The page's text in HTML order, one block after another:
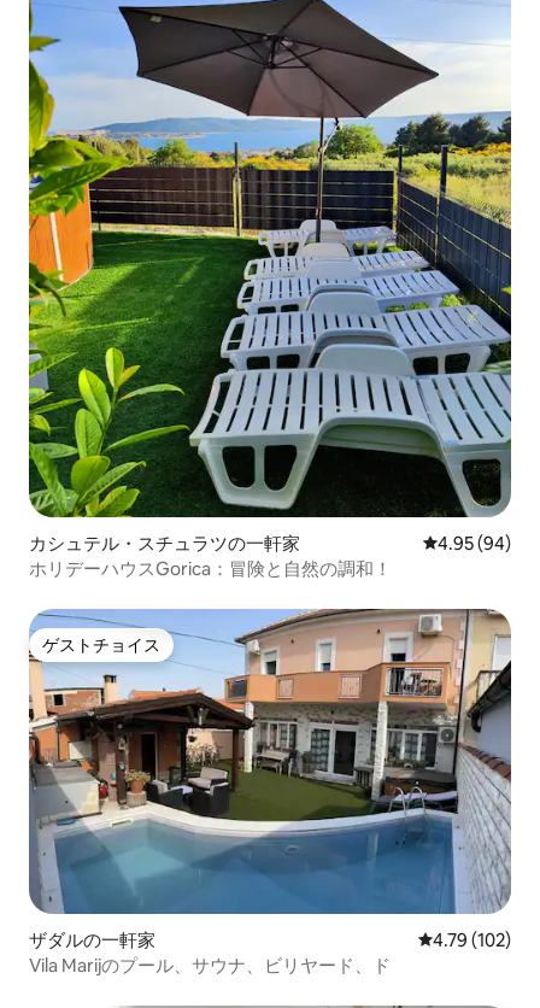
カシュテル・スチュラツの一軒家 レビュー94
4.95 (94)
ホリデーハウスGorica：冒険と自然の調和！
ゲストチョイス
ゲストチョイス
ザダルの一軒家 レビュー102
4.79 (102)
Vila Marijのプール、サウナ、ビリヤード、ド